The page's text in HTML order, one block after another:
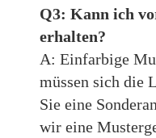
Q3: Kann ich
erhalten?
A: Einfarbige
müssen sich die
Sie eine
wir eine